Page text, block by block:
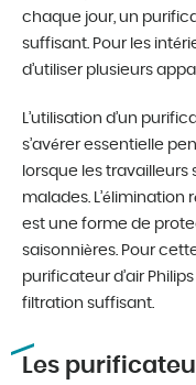
chaque jour, un
suffisant. Pour les
d’utiliser plusieurs
L’utilisation d’un
s’avérer essentielle
lorsque les
malades. L’élimination
est une forme de
saisonnières. Pour
purificateur d’air
filtration suffisant.
Les